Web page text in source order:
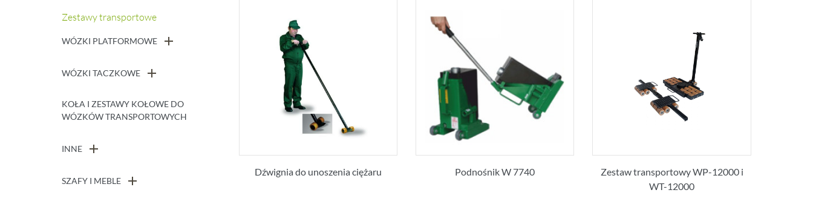
Zestawy transportowe
WÓZKI PLATFORMOWE
WÓZKI TACZKOWE
KOŁA I ZESTAWY KOŁOWE DO
WÓZKÓW TRANSPORTOWYCH
INNE
SZAFY I MEBLE
Dźwignia do unoszenia ciężaru Podnośnik W 7740
Zestaw transportowy WP-12000 i
WT-12000